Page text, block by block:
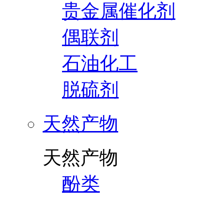
贵金属催化剂
偶联剂
石油化工
脱硫剂
天然产物
天然产物
酚类